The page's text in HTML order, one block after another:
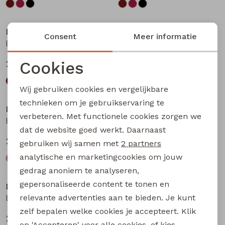
D-zine
24,99
D-zine
D-zine
Babse W20238 meisjes sweatshirt Kit
24,99
D-zine
24,99
D-zine
Babse W20238 meisjes sweatshirt Cyclaam
24,99
D-zine
19,99
Noodzakelijke cookies
Analytische cookies
Marketing cookies
Consent Meer informatie
Cookies
Wij gebruiken cookies en vergelijkbare
technieken om je gebruikservaring te
verbeteren. Met functionele cookies zorgen we
dat de website goed werkt. Daarnaast
gebruiken wij samen met 2 partners
analytische en marketingcookies om jouw
gedrag anoniem te analyseren,
gepersonaliseerde content te tonen en
relevante advertenties aan te bieden. Je kunt
zelf bepalen welke cookies je accepteert. Klik